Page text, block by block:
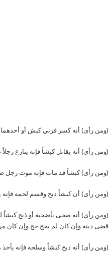
(ومن رأى) أنه كسر قرني كبش أو أحدهما
(ومن رأى) أنه يقاتل كبشاً فإنه ينازع
(ومن رأى) كبشاً قد مات فإنه موت رجل
(ومن رأى) أن كبشاً ذبح وقسم لحمه
(ومن رأى) أنه ضحى بأضحية أو ذبح كبشاً
قضى دينه وإن كان لم يحج حج وإن كان
(ومن رأى) أنه ذبح كبشاً وسلخه فإنه